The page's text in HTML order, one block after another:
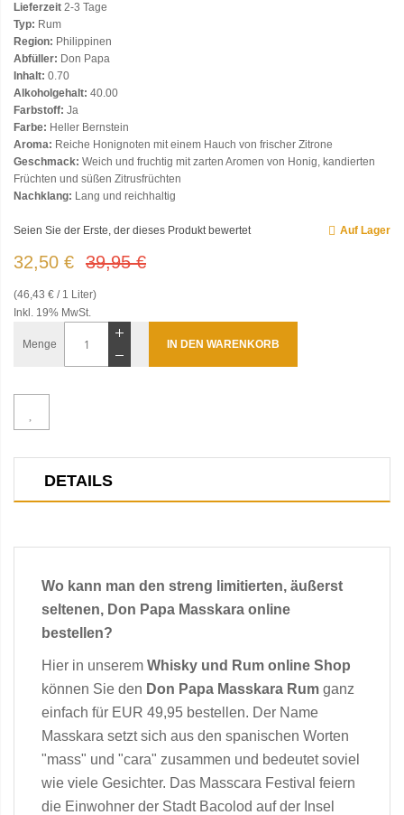
Lieferzeit 2-3 Tage
Typ: Rum
Region: Philippinen
Abfüller: Don Papa
Inhalt: 0.70
Alkoholgehalt: 40.00
Farbstoff: Ja
Farbe: Heller Bernstein
Aroma: Reiche Honignoten mit einem Hauch von frischer Zitrone
Geschmack: Weich und fruchtig mit zarten Aromen von Honig, kandierten
Früchten und süßen Zitrusfrüchten
Nachklang: Lang und reichhaltig
Auf Lager
Seien Sie der Erste, der dieses Produkt bewertet
32,50 € 39,95 €
(46,43 € / 1 Liter)
Inkl. 19% MwSt.
Menge IN DEN WARENKORB
DETAILS
Wo kann man den streng limitierten, äußerst
seltenen, Don Papa Masskara online
bestellen?
Hier in unserem Whisky und Rum online Shop
können Sie den Don Papa Masskara Rum ganz
einfach für EUR 49,95 bestellen. Der Name
Masskara setzt sich aus den spanischen Worten
"mass" und "cara" zusammen und bedeutet soviel
wie viele Gesichter. Das Masscara Festival feiern
die Einwohner der Stadt Bacolod auf der Insel